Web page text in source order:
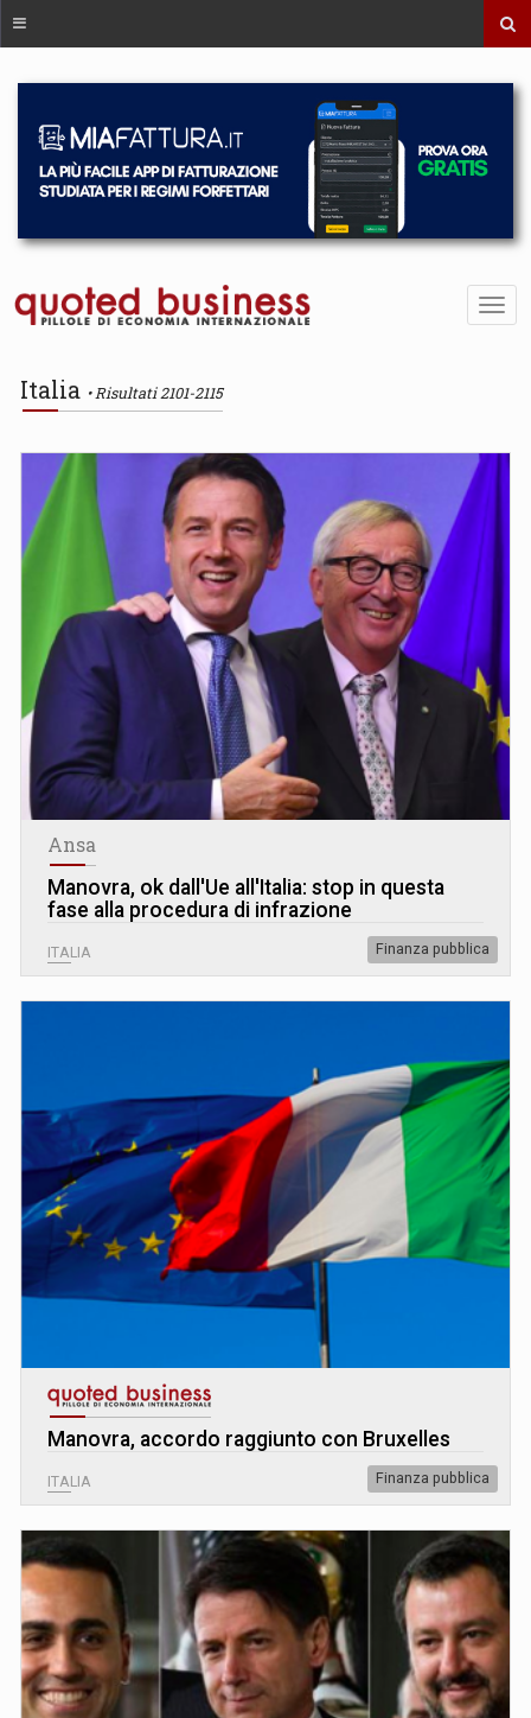
Italia Risultati 2101-2115
Ansa
Manovra, ok dall'Ue all'Italia: stop in questa
fase alla procedura di infrazione
ITALIA Finanza pubblica
Manovra, accordo raggiunto con Bruxelles
ITALIA Finanza pubblica